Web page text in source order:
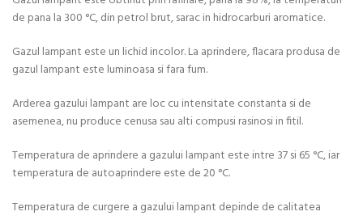
de pana la 300 °C, din petrol brut, sarac in hidrocarburi aromatice.
Gazul lampant este un lichid incolor. La aprindere, flacara produsa de
gazul lampant este luminoasa si fara fum.
Arderea gazului lampant are loc cu intensitate constanta si de
asemenea, nu produce cenusa sau alti compusi rasinosi in fitil.
Temperatura de aprindere a gazului lampant este intre 37 si 65 °C, iar
temperatura de autoaprindere este de 20 °C.
Temperatura de curgere a gazului lampant depinde de calitatea